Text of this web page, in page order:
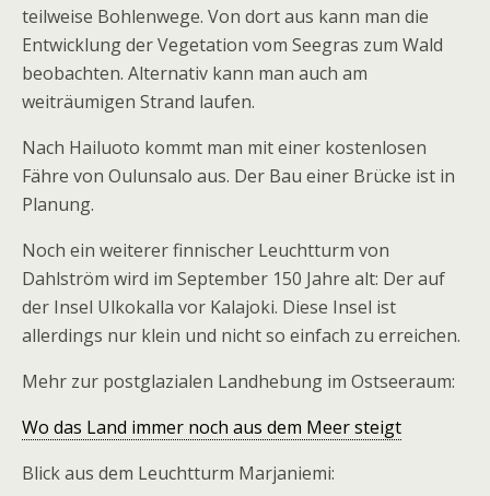
teilweise Bohlenwege. Von dort aus kann man die
Entwicklung der Vegetation vom Seegras zum Wald
beobachten. Alternativ kann man auch am
weiträumigen Strand laufen.
Nach Hailuoto kommt man mit einer kostenlosen
Fähre von Oulunsalo aus. Der Bau einer Brücke ist in
Planung.
Noch ein weiterer finnischer Leuchtturm von
Dahlström wird im September 150 Jahre alt: Der auf
der Insel Ulkokalla vor Kalajoki. Diese Insel ist
allerdings nur klein und nicht so einfach zu erreichen.
Mehr zur postglazialen Landhebung im Ostseeraum:
Wo das Land immer noch aus dem Meer steigt
Blick aus dem Leuchtturm Marjaniemi: